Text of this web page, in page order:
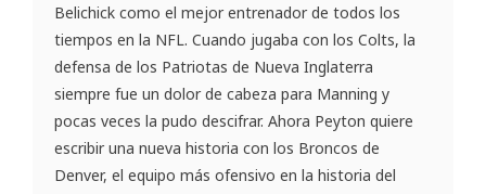
Belichick como el mejor entrenador de todos los
tiempos en la NFL. Cuando jugaba con los Colts, la
defensa de los Patriotas de Nueva Inglaterra
siempre fue un dolor de cabeza para Manning y
pocas veces la pudo descifrar. Ahora Peyton quiere
escribir una nueva historia con los Broncos de
Denver, el equipo más ofensivo en la historia del